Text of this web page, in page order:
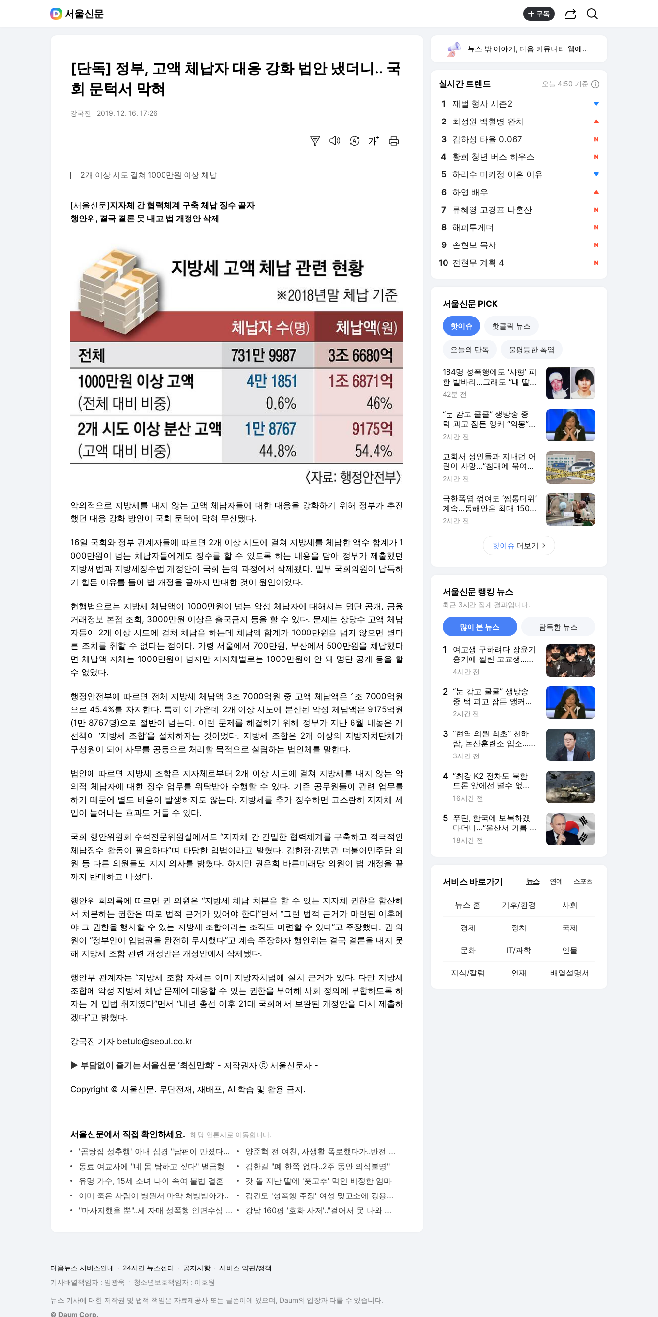
서울신문 구독
[단독] 정부, 고액 체납자 대응 강화 법안 냈더니.. 국
회 문턱서 막혀
강국진 2019. 12. 16. 17:26
2개 이상 시도 걸쳐 1000만원 이상 체납
[서울신문] 지자체 간 협력체계 구축 체납 징수 골자
행안위, 결국 결론 못 내고 법 개정안 삭제
악의적으로 지방세를 내지 않는 고액 체납자들에 대한 대응을 강화하기 위해 정부가 추진
했던 대응 강화 방안이 국회 문턱에 막혀 무산됐다.
16일 국회와 정부 관계자들에 따르면 2개 이상 시도에 걸쳐 지방세를 체납한 액수 합계가 1
000만원이 넘는 체납자들에게도 징수를 할 수 있도록 하는 내용을 담아 정부가 제출했던
지방세법과 지방세징수법 개정안이 국회 논의 과정에서 삭제됐다. 일부 국회의원이 납득하
기 힘든 이유를 들어 법 개정을 끝까지 반대한 것이 원인이었다.
현행법으로는 지방세 체납액이 1000만원이 넘는 악성 체납자에 대해서는 명단 공개, 금융
거래정보 본점 조회, 3000만원 이상은 출국금지 등을 할 수 있다. 문제는 상당수 고액 체납
자들이 2개 이상 시도에 걸쳐 체납을 하는데 체납액 합계가 1000만원을 넘지 않으면 별다
른 조치를 취할 수 없다는 점이다. 가령 서울에서 700만원, 부산에서 500만원을 체납했다
면 체납액 자체는 1000만원이 넘지만 지자체별로는 1000만원이 안 돼 명단 공개 등을 할
수 없었다.
행정안전부에 따르면 전체 지방세 체납액 3조 7000억원 중 고액 체납액은 1조 7000억원
으로 45.4%를 차지한다. 특히 이 가운데 2개 이상 시도에 분산된 악성 체납액은 9175억원
(1만 8767명)으로 절반이 넘는다. 이런 문제를 해결하기 위해 정부가 지난 6월 내놓은 개
선책이 ‘지방세 조합’을 설치하자는 것이었다. 지방세 조합은 2개 이상의 지방자치단체가
구성원이 되어 사무를 공동으로 처리할 목적으로 설립하는 법인체를 말한다.
법안에 따르면 지방세 조합은 지자체로부터 2개 이상 시도에 걸쳐 지방세를 내지 않는 악
의적 체납자에 대한 징수 업무를 위탁받아 수행할 수 있다. 기존 공무원들이 관련 업무를
하기 때문에 별도 비용이 발생하지도 않는다. 지방세를 추가 징수하면 고스란히 지자체 세
입이 늘어나는 효과도 거둘 수 있다.
국회 행안위원회 수석전문위원실에서도 “지자체 간 긴밀한 협력체계를 구축하고 적극적인
체납징수 활동이 필요하다”며 타당한 입법이라고 발혔다. 김한정·김병관 더불어민주당 의
원 등 다른 의원들도 지지 의사를 밝혔다. 하지만 권은희 바른미래당 의원이 법 개정을 끝
까지 반대하고 나섰다.
행안위 회의록에 따르면 권 의원은 “지방세 체납 처분을 할 수 있는 지자체 권한을 합산해
서 처분하는 권한은 따로 법적 근거가 있어야 한다”면서 “그런 법적 근거가 마련된 이후에
야 그 권한을 행사할 수 있는 지방세 조합이라는 조직도 마련할 수 있다”고 주장했다. 권 의
원이 “정부안이 입법권을 완전히 무시했다”고 계속 주장하자 행안위는 결국 결론을 내지 못
해 지방세 조합 관련 개정안은 개정안에서 삭제됐다.
행안부 관계자는 “지방세 조합 자체는 이미 지방자치법에 설치 근거가 있다. 다만 지방세
조합에 악성 지방세 체납 문제에 대응할 수 있는 권한을 부여해 사회 정의에 부합하도록 하
자는 게 입법 취지였다”면서 “내년 총선 이후 21대 국회에서 보완된 개정안을 다시 제출하
겠다”고 밝혔다.
강국진 기자 betulo@seoul.co.kr
▶ 부담없이 즐기는 서울신문 ‘최신만화’ - 저작권자 ⓒ 서울신문사 -
Copyright © 서울신문. 무단전재, 재배포, AI 학습 및 활용 금지.
서울신문에서 직접 확인하세요. 해당 언론사로 이동합니다.
'곰탕집 성추행' 아내 심경 "남편이 만졌다면.."
양준혁 전 여친, 사생활 폭로했다가..반전 결과
동료 여교사에 "네 몸 탐하고 싶다" 벌금형
김한길 "폐 한쪽 없다..2주 동안 의식불명"
유명 가수, 15세 소녀 나이 속여 불법 결혼
갓 돌 지난 딸에 '풋고추' 먹인 비정한 엄마
이미 죽은 사람이 병원서 마약 처방받아가..
김건모 '성폭행 주장' 여성 맞고소에 강용석 반응
"마사지했을 뿐"..세 자매 성폭행 인면수심 父
강남 160평 '호화 사저'.."걸어서 못 나와 불편"
뉴스 밖 이야기, 다음 커뮤니티 웹에서 보기
실시간 트렌드 오늘 4:50 기준
1 재벌 형사 시즌2
2 최성원 백혈병 완치
3 김하성 타율 0.067
4 황희 청년 버스 하우스
5 하리수 미키정 이혼 이유
6 하영 배우
7 류혜영 고경표 나혼산
8 해피투게더
9 손현보 목사
10 전현무 계획 4
서울신문 PICK
핫이슈 핫클릭 뉴스
오늘의 단독 불평등한 폭염
184명 성폭행에도 ‘사형’ 피
한 발바리…그래도 “내 딸
은 소중해”[듣는 그날의 사
42분 전
“눈 감고 쿨쿨” 생방송 중
턱 괴고 잠든 앵커 “악몽”…
응원 쏟아진 이유 [월드픽]
2시간 전
교회서 성인들과 지내던 어
린이 사망…“침대에 묶여
있었다” 목격자 진술
2시간 전
극한폭염 꺾여도 ‘찜통더위’
계속…동해안은 최대 150
㎜ 폭우
2시간 전
핫이슈 더보기
서울신문 랭킹 뉴스
최근 3시간 집계 결과입니다.
많이 본 뉴스 탐독한 뉴스
1
여고생 구하려다 장윤기
흉기에 찔린 고교생…80
일 만에 ‘의상자’
4시간 전
2 “눈 감고 쿨쿨” 생방송
중 턱 괴고 잠든 앵커
“악몽”…응원 쏟아진 이
2시간 전
3 “현역 의원 최초” 천하
람, 논산훈련소 입소…각
개전투·야간행군 한다
3시간 전
4 “최강 K2 전차도 북한
드론 앞에선 별수 없
다”…한국 대응력 강화론
16시간 전
5 푸틴, 한국에 보복하겠
다더니…“울산서 기름 3
만t 사갔다” 주장, 발등
18시간 전
서비스 바로가기 뉴스 연예 스포츠
뉴스 홈 기후/환경 사회
경제 정치 국제
문화 IT/과학 인물
지식/칼럼 연재 배열설명서
다음뉴스 서비스안내 24시간 뉴스센터 공지사항
서비스 약관/정책
기사배열책임자 : 임광욱
청소년보호책임자 : 이호원
뉴스 기사에 대한 저작권 및 법적 책임은 자료제공사 또는 글쓴이에 있으며, Daum의 입장과 다를 수 있습니다.
© Daum Corp.